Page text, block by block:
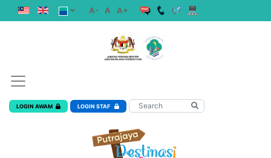
A- A A+
LOGIN AWAM LOGIN STAF